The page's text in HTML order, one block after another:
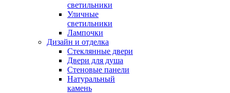
светильники
Уличные
светильники
Лампочки
Дизайн и отделка
Стеклянные двери
Двери для душа
Стеновые панели
Натуральный
камень